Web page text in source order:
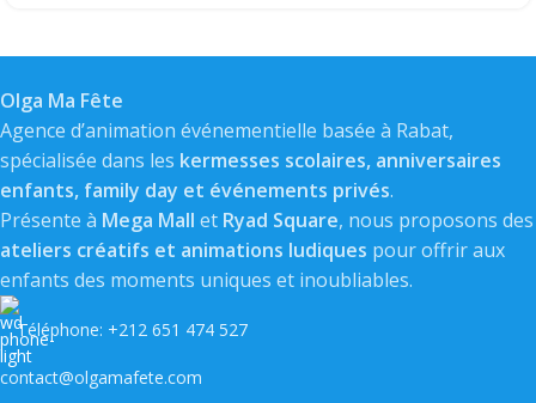
Olga Ma Fête
Agence d’animation événementielle basée à Rabat,
spécialisée dans les kermesses scolaires, anniversaires
enfants, family day et événements privés.
Présente à Mega Mall et Ryad Square, nous proposons des
ateliers créatifs et animations ludiques pour offrir aux
enfants des moments uniques et inoubliables.
Téléphone: +212 651 474 527
contact@olgamafete.com